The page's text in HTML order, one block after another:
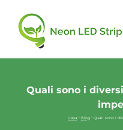
Quali sono i
Casa " Blog" Quali sono i